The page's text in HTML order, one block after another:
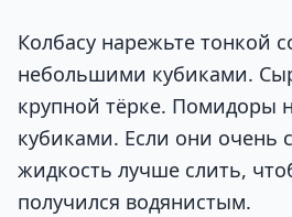
Колбасу нарежьте тонкой
небольшими кубиками.
крупной тёрке. Помидоры
кубиками. Если они
жидкость лучше слить,
получился водянистым.